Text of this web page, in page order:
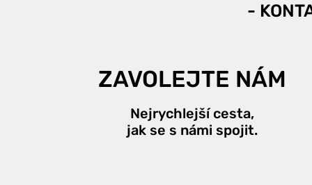
-
ZAVOLEJTE NÁM
Nejrychlejší cesta,
jak se s námi spojit.